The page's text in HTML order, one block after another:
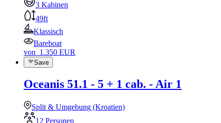
3 Kabinen
49ft
Klassisch
Bareboat
von 1.350 EUR
Save
Oceanis 51.1 - 5 + 1 cab. - Air 1
Split & Umgebung (Kroatien)
12 Personen